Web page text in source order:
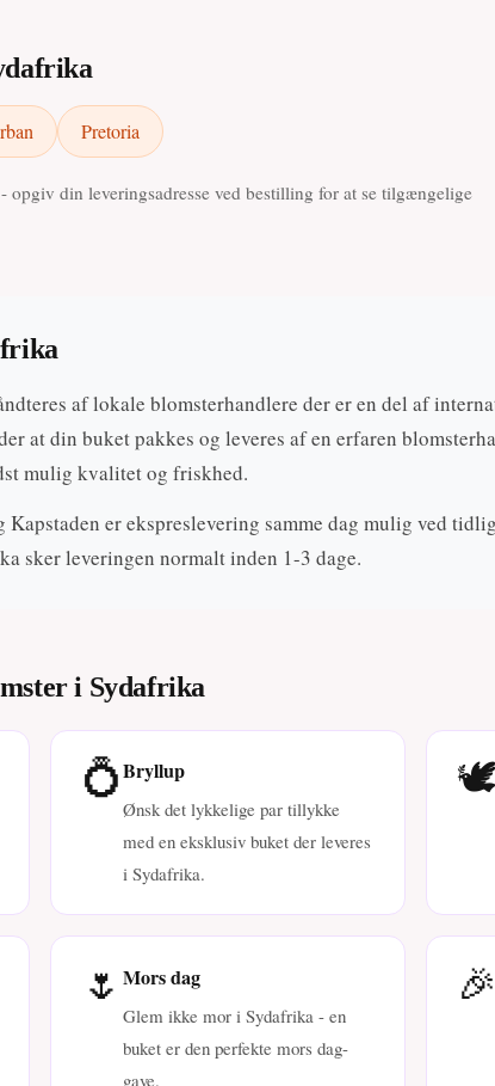
Pretoria
din leveringsadresse ved bestilling for at se tilgængelige
af lokale blomsterhandlere der er en del af
at din buket pakkes og leveres af en erfaren
mulig kvalitet og friskhed.
Kapstaden er ekspreslevering samme dag mulig ved tidlig
sker leveringen normalt inden 1-3 dage.
i Sydafrika
💍Bryllup
Ønsk det lykkelige par tillykke
med en eksklusiv buket der leveres
i Sydafrika.
🌷 Mors dag
Glem ikke mor i Sydafrika - en
buket er den perfekte mors dag-
gave.